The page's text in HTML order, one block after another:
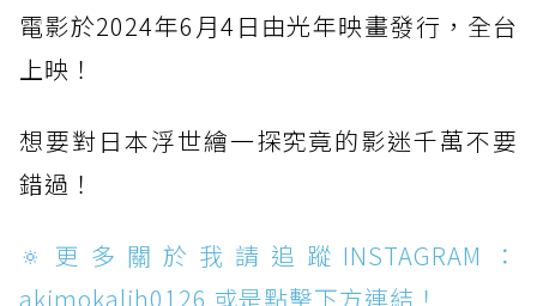
電影於2024年6月4日由光年映畫發行，全台
上映！
想要對日本浮世繪一探究竟的影迷千萬不要
錯過！
🔅更多關於我請追蹤INSTAGRAM：
akimokalih0126 或是點擊下方連結！